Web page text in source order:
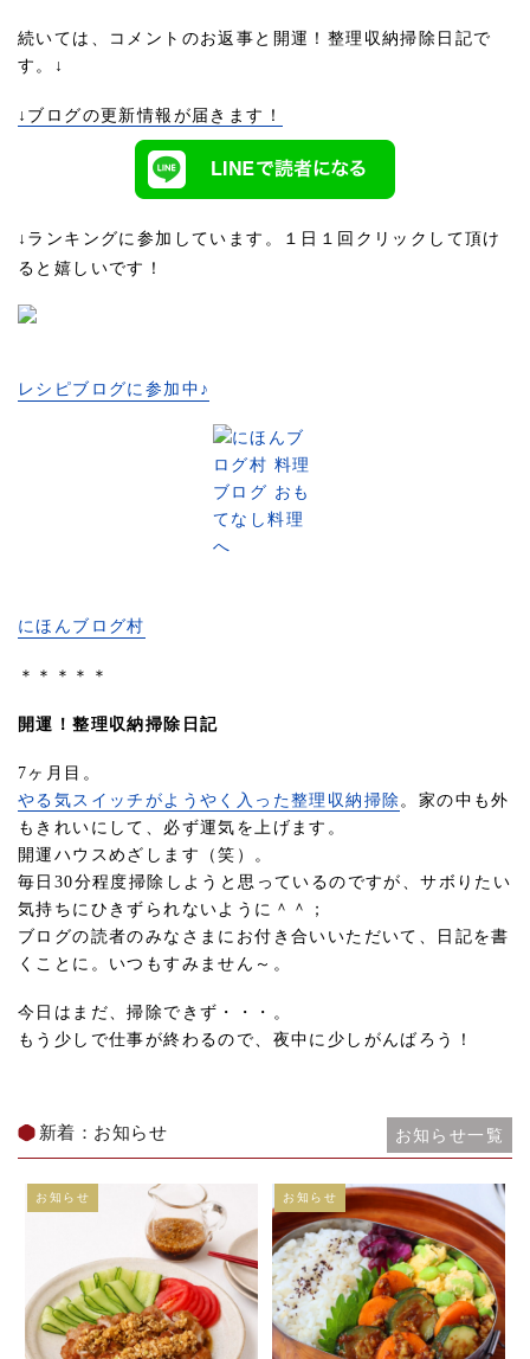
続いては、コメントのお返事と開運！整理収納掃除日記で
す。↓
↓ブログの更新情報が届きます！
↓ランキングに参加しています。１日１回クリックして頂け
ると嬉しいです！
レシピブログに参加中♪
にほんブログ村
＊＊＊＊＊
開運！整理収納掃除日記
7ヶ月目。
やる気スイッチがようやく入った整理収納掃除 。家の中も外
もきれいにして、必ず運気を上げます。
開運ハウスめざします（笑）。
毎日30分程度掃除しようと思っているのですが、サボりたい
気持ちにひきずられないように＾＾；
ブログの読者のみなさまにお付き合いいただいて、日記を書
くことに。いつもすみません～。
今日はまだ、掃除できず・・・。
もう少しで仕事が終わるので、夜中に少しがんばろう！
新着：お知らせ お知らせ一覧
お知らせ お知らせ